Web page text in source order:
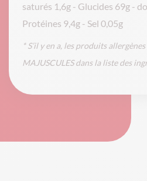
saturés 1,6g - Glucides 69g -
Protéines 9,4g - Sel 0,05g
* S’il y en a, les produits
MAJUSCULES dans la liste des